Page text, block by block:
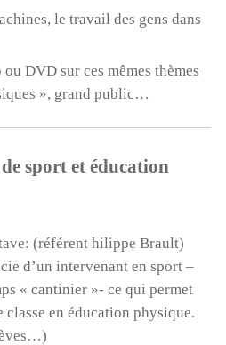
le travail des gens dans
DVD sur ces mêmes thèmes
», grand public…
sport et éducation
(référent hilippe Brault)
d’un intervenant en sport –
« cantinier »- ce qui permet
classe en éducation physique.